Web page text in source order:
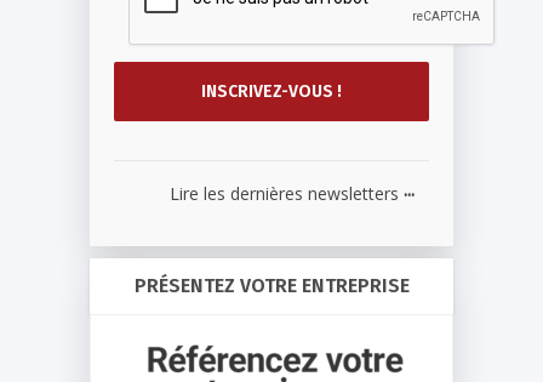
Lire les dernières newsletters ...
PRÉSENTEZ VOTRE ENTREPRISE